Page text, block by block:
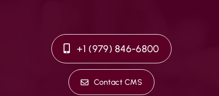
+1 (979) 846-6800
Contact CMS